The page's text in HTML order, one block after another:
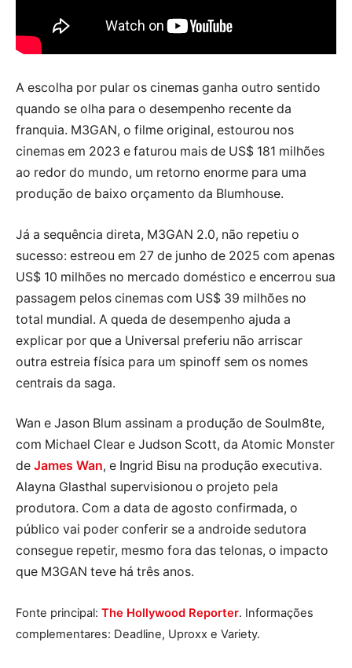
A escolha por pular os cinemas ganha outro sentido
quando se olha para o desempenho recente da
franquia. M3GAN, o filme original, estourou nos
cinemas em 2023 e faturou mais de US$ 181 milhões
ao redor do mundo, um retorno enorme para uma
produção de baixo orçamento da Blumhouse.
Já a sequência direta, M3GAN 2.0, não repetiu o
sucesso: estreou em 27 de junho de 2025 com apenas
US$ 10 milhões no mercado doméstico e encerrou sua
passagem pelos cinemas com US$ 39 milhões no
total mundial. A queda de desempenho ajuda a
explicar por que a Universal preferiu não arriscar
outra estreia física para um spinoff sem os nomes
centrais da saga.
Wan e Jason Blum assinam a produção de Soulm8te,
com Michael Clear e Judson Scott, da Atomic Monster
de James Wan, e Ingrid Bisu na produção executiva.
Alayna Glasthal supervisionou o projeto pela
produtora. Com a data de agosto confirmada, o
público vai poder conferir se a androide sedutora
consegue repetir, mesmo fora das telonas, o impacto
que M3GAN teve há três anos.
Fonte principal: The Hollywood Reporter. Informações
complementares: Deadline, Uproxx e Variety.